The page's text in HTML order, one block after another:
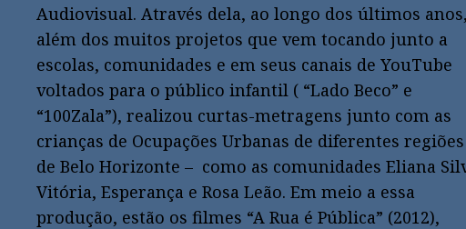
Audiovisual. Através dela, ao longo dos últimos anos,
além dos muitos projetos que vem tocando junto a
escolas, comunidades e em seus canais de YouTube
voltados para o público infantil ( “Lado Beco” e
“100Zala”), realizou curtas-metragens junto com as
crianças de Ocupações Urbanas de diferentes regiões
de Belo Horizonte – como as comunidades Eliana
Vitória, Esperança e Rosa Leão. Em meio a essa
produção, estão os filmes “A Rua é Pública” (2012),